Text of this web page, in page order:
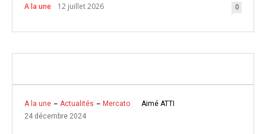
A la une 12 juillet 2026 0
A la une Actualités Mercato
Aimé ATTI
24 décembre 2024